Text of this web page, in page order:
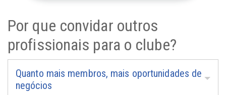
Por que convidar outros
profissionais para o clube?
Quanto mais membros, mais oportunidades de
negócios